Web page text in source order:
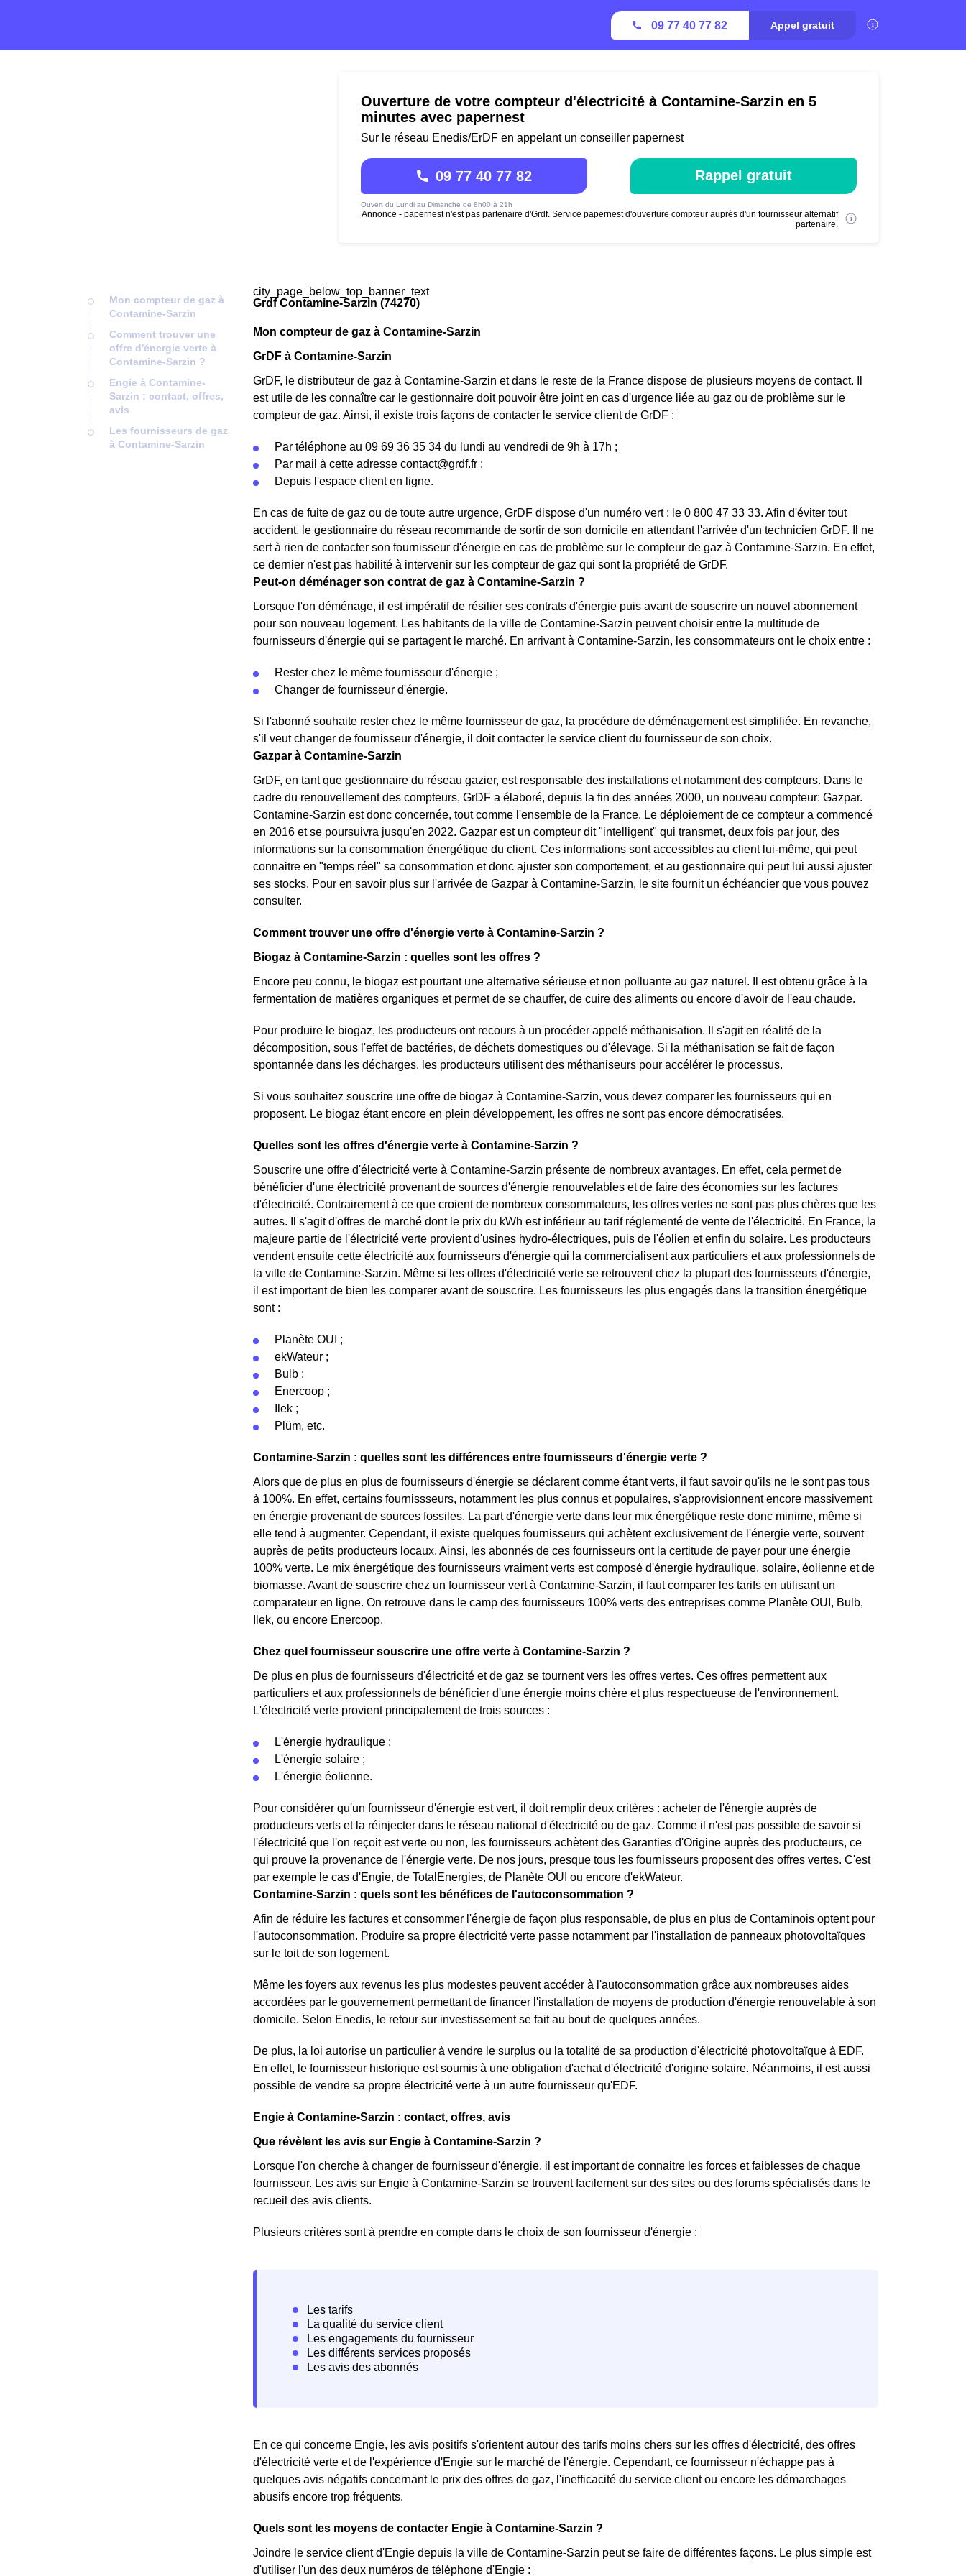
09 77 40 77 82 Appel gratuit
Ouverture de votre compteur d'électricité à Contamine-Sarzin en 5
minutes avec papernest
Sur le réseau Enedis/ErDF en appelant un conseiller papernest
09 77 40 77 82
Ouvert du Lundi au Dimanche de 8h00 à 21h
Rappel gratuit
Annonce - papernest n'est pas partenaire d'Grdf. Service papernest d'ouverture compteur auprès d'un fournisseur alternatif
partenaire.
Mon compteur de gaz à
Contamine-Sarzin
Comment trouver une
offre d'énergie verte à
Contamine-Sarzin ?
Engie à Contamine-
Sarzin : contact, offres,
avis
Les fournisseurs de gaz
à Contamine-Sarzin
city_page_below_top_banner_text
Grdf Contamine-Sarzin (74270)
Mon compteur de gaz à Contamine-Sarzin
GrDF à Contamine-Sarzin
GrDF, le distributeur de gaz à Contamine-Sarzin et dans le reste de la France dispose de plusieurs moyens de contact. Il
est utile de les connaître car le gestionnaire doit pouvoir être joint en cas d'urgence liée au gaz ou de problème sur le
compteur de gaz. Ainsi, il existe trois façons de contacter le service client de GrDF :
Par téléphone au 09 69 36 35 34 du lundi au vendredi de 9h à 17h ;
Par mail à cette adresse contact@grdf.fr ;
Depuis l'espace client en ligne.
En cas de fuite de gaz ou de toute autre urgence, GrDF dispose d'un numéro vert : le 0 800 47 33 33. Afin d'éviter tout
accident, le gestionnaire du réseau recommande de sortir de son domicile en attendant l'arrivée d'un technicien GrDF. Il ne
sert à rien de contacter son fournisseur d'énergie en cas de problème sur le compteur de gaz à Contamine-Sarzin. En effet,
ce dernier n'est pas habilité à intervenir sur les compteur de gaz qui sont la propriété de GrDF.
Peut-on déménager son contrat de gaz à Contamine-Sarzin ?
Lorsque l'on déménage, il est impératif de résilier ses contrats d'énergie puis avant de souscrire un nouvel abonnement
pour son nouveau logement. Les habitants de la ville de Contamine-Sarzin peuvent choisir entre la multitude de
fournisseurs d'énergie qui se partagent le marché. En arrivant à Contamine-Sarzin, les consommateurs ont le choix entre :
Rester chez le même fournisseur d'énergie ;
Changer de fournisseur d'énergie.
Si l'abonné souhaite rester chez le même fournisseur de gaz, la procédure de déménagement est simplifiée. En revanche,
s'il veut changer de fournisseur d'énergie, il doit contacter le service client du fournisseur de son choix.
Gazpar à Contamine-Sarzin
GrDF, en tant que gestionnaire du réseau gazier, est responsable des installations et notamment des compteurs. Dans le
cadre du renouvellement des compteurs, GrDF a élaboré, depuis la fin des années 2000, un nouveau compteur: Gazpar.
Contamine-Sarzin est donc concernée, tout comme l'ensemble de la France. Le déploiement de ce compteur a commencé
en 2016 et se poursuivra jusqu'en 2022. Gazpar est un compteur dit "intelligent" qui transmet, deux fois par jour, des
informations sur la consommation énergétique du client. Ces informations sont accessibles au client lui-même, qui peut
connaitre en "temps réel" sa consommation et donc ajuster son comportement, et au gestionnaire qui peut lui aussi ajuster
ses stocks. Pour en savoir plus sur l'arrivée de Gazpar à Contamine-Sarzin, le site fournit un échéancier que vous pouvez
consulter.
Comment trouver une offre d'énergie verte à Contamine-Sarzin ?
Biogaz à Contamine-Sarzin : quelles sont les offres ?
Encore peu connu, le biogaz est pourtant une alternative sérieuse et non polluante au gaz naturel. Il est obtenu grâce à la
fermentation de matières organiques et permet de se chauffer, de cuire des aliments ou encore d'avoir de l'eau chaude.
Pour produire le biogaz, les producteurs ont recours à un procéder appelé méthanisation. Il s'agit en réalité de la
décomposition, sous l'effet de bactéries, de déchets domestiques ou d'élevage. Si la méthanisation se fait de façon
spontannée dans les décharges, les producteurs utilisent des méthaniseurs pour accélérer le processus.
Si vous souhaitez souscrire une offre de biogaz à Contamine-Sarzin, vous devez comparer les fournisseurs qui en
proposent. Le biogaz étant encore en plein développement, les offres ne sont pas encore démocratisées.
Quelles sont les offres d'énergie verte à Contamine-Sarzin ?
Souscrire une offre d'électricité verte à Contamine-Sarzin présente de nombreux avantages. En effet, cela permet de
bénéficier d'une électricité provenant de sources d'énergie renouvelables et de faire des économies sur les factures
d'électricité. Contrairement à ce que croient de nombreux consommateurs, les offres vertes ne sont pas plus chères que les
autres. Il s'agit d'offres de marché dont le prix du kWh est inférieur au tarif réglementé de vente de l'électricité. En France, la
majeure partie de l'électricité verte provient d'usines hydro-électriques, puis de l'éolien et enfin du solaire. Les producteurs
vendent ensuite cette électricité aux fournisseurs d'énergie qui la commercialisent aux particuliers et aux professionnels de
la ville de Contamine-Sarzin. Même si les offres d'électricité verte se retrouvent chez la plupart des fournisseurs d'énergie,
il est important de bien les comparer avant de souscrire. Les fournisseurs les plus engagés dans la transition énergétique
sont :
Planète OUI ;
ekWateur ;
Bulb ;
Enercoop ;
Ilek ;
Plüm, etc.
Contamine-Sarzin : quelles sont les différences entre fournisseurs d'énergie verte ?
Alors que de plus en plus de fournisseurs d'énergie se déclarent comme étant verts, il faut savoir qu'ils ne le sont pas tous
à 100%. En effet, certains fournissseurs, notamment les plus connus et populaires, s'approvisionnent encore massivement
en énergie provenant de sources fossiles. La part d'énergie verte dans leur mix énergétique reste donc minime, même si
elle tend à augmenter. Cependant, il existe quelques fournisseurs qui achètent exclusivement de l'énergie verte, souvent
auprès de petits producteurs locaux. Ainsi, les abonnés de ces fournisseurs ont la certitude de payer pour une énergie
100% verte. Le mix énergétique des fournisseurs vraiment verts est composé d'énergie hydraulique, solaire, éolienne et de
biomasse. Avant de souscrire chez un fournisseur vert à Contamine-Sarzin, il faut comparer les tarifs en utilisant un
comparateur en ligne. On retrouve dans le camp des fournisseurs 100% verts des entreprises comme Planète OUI, Bulb,
Ilek, ou encore Enercoop.
Chez quel fournisseur souscrire une offre verte à Contamine-Sarzin ?
De plus en plus de fournisseurs d'électricité et de gaz se tournent vers les offres vertes. Ces offres permettent aux
particuliers et aux professionnels de bénéficier d'une énergie moins chère et plus respectueuse de l'environnement.
L'électricité verte provient principalement de trois sources :
L'énergie hydraulique ;
L'énergie solaire ;
L'énergie éolienne.
Pour considérer qu'un fournisseur d'énergie est vert, il doit remplir deux critères : acheter de l'énergie auprès de
producteurs verts et la réinjecter dans le réseau national d'électricité ou de gaz. Comme il n'est pas possible de savoir si
l'électricité que l'on reçoit est verte ou non, les fournisseurs achètent des Garanties d'Origine auprès des producteurs, ce
qui prouve la provenance de l'énergie verte. De nos jours, presque tous les fournisseurs proposent des offres vertes. C'est
par exemple le cas d'Engie, de TotalEnergies, de Planète OUI ou encore d'ekWateur.
Contamine-Sarzin : quels sont les bénéfices de l'autoconsommation ?
Afin de réduire les factures et consommer l'énergie de façon plus responsable, de plus en plus de Contaminois optent pour
l'autoconsommation. Produire sa propre électricité verte passe notamment par l'installation de panneaux photovoltaïques
sur le toit de son logement.
Même les foyers aux revenus les plus modestes peuvent accéder à l'autoconsommation grâce aux nombreuses aides
accordées par le gouvernement permettant de financer l'installation de moyens de production d'énergie renouvelable à son
domicile. Selon Enedis, le retour sur investissement se fait au bout de quelques années.
De plus, la loi autorise un particulier à vendre le surplus ou la totalité de sa production d'électricité photovoltaïque à EDF.
En effet, le fournisseur historique est soumis à une obligation d'achat d'électricité d'origine solaire. Néanmoins, il est aussi
possible de vendre sa propre électricité verte à un autre fournisseur qu'EDF.
Engie à Contamine-Sarzin : contact, offres, avis
Que révèlent les avis sur Engie à Contamine-Sarzin ?
Lorsque l'on cherche à changer de fournisseur d'énergie, il est important de connaitre les forces et faiblesses de chaque
fournisseur. Les avis sur Engie à Contamine-Sarzin se trouvent facilement sur des sites ou des forums spécialisés dans le
recueil des avis clients.
Plusieurs critères sont à prendre en compte dans le choix de son fournisseur d'énergie :
En ce qui concerne Engie, les avis positifs s'orientent autour des tarifs moins chers sur les offres d'électricité, des offres
d'électricité verte et de l'expérience d'Engie sur le marché de l'énergie. Cependant, ce fournisseur n'échappe pas à
quelques avis négatifs concernant le prix des offres de gaz, l'inefficacité du service client ou encore les démarchages
abusifs encore trop fréquents.
Quels sont les moyens de contacter Engie à Contamine-Sarzin ?
Joindre le service client d'Engie depuis la ville de Contamine-Sarzin peut se faire de différentes façons. Le plus simple est
d'utiliser l'un des deux numéros de téléphone d'Engie :